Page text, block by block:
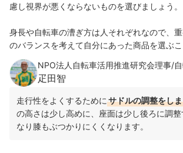
慮し視界が悪くならないものを選びましょう。
身長や自転車の漕ぎ方は人それぞれなので、
のバランスを考えて自分にあった商品を選ぶこ
NPO法人自転車活用推進研究会理事/
疋田智
走行性をよくするために サドルの調整をし
の高さは少し高めに、座面は少し後ろに調整
なり膝もぶつかりにくくなります。